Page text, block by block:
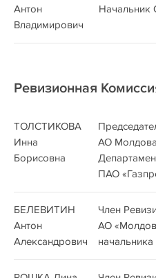
Антон
Владимирович
Начальник
Ревизионная
ТОЛСТИКОВА
Инна
Борисовна
АО
ПАО
БЕЛЕВИТИН
Антон
Александрович
Член
АО